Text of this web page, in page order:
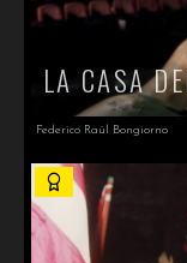
LA CASA
Federico Raúl Bongiorno